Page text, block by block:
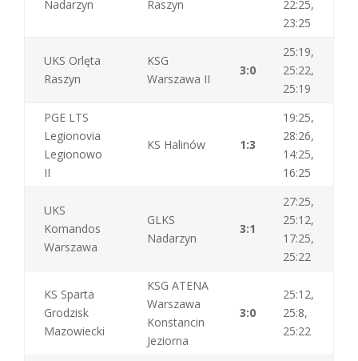
Nadarzyn Raszyn
22:25,
23:25
UKS Orlęta
Raszyn
KSG
Warszawa II
3:0
25:19,
25:22,
25:19
PGE LTS
Legionovia
Legionowo
II
KS Halinów 1:3
19:25,
28:26,
14:25,
16:25
UKS
Komandos
Warszawa
GLKS
Nadarzyn
3:1
27:25,
25:12,
17:25,
25:22
KS Sparta
Grodzisk
Mazowiecki
KSG ATENA
Warszawa
Konstancin
Jeziorna
3:0
25:12,
25:8,
25:22